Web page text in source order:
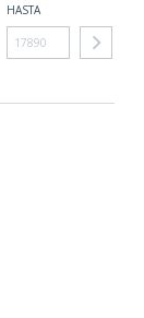
HASTA